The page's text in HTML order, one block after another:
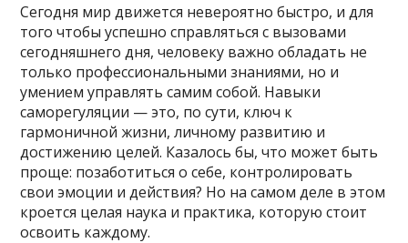
Сегодня мир движется невероятно быстро, и для
того чтобы успешно справляться с вызовами
сегодняшнего дня, человеку важно обладать не
только профессиональными знаниями, но и
умением управлять самим собой. Навыки
саморегуляции — это, по сути, ключ к
гармоничной жизни, личному развитию и
достижению целей. Казалось бы, что может быть
проще: позаботиться о себе, контролировать
свои эмоции и действия? Но на самом деле в этом
кроется целая наука и практика, которую стоит
освоить каждому.